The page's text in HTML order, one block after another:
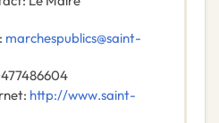
: marchespublics@saint-
: http://www.saint-